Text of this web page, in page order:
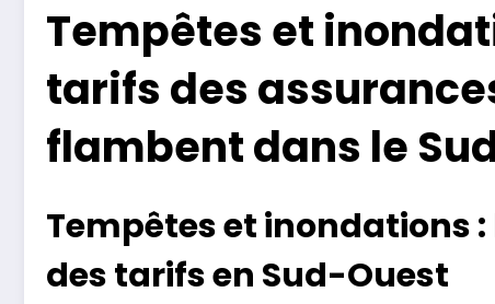
Tempêtes et
tarifs des
flambent dans le
Tempêtes et inondations
des tarifs en Sud-Ouest